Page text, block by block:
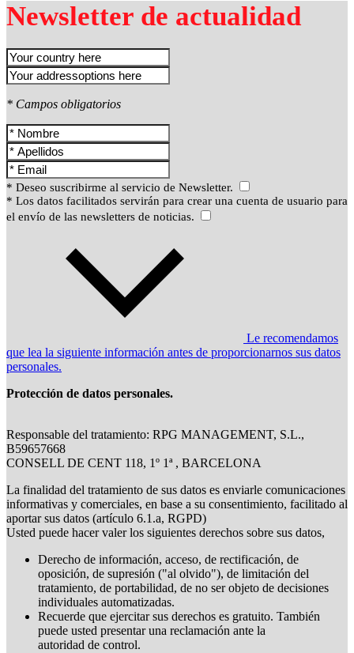
Newsletter de actualidad
* Campos obligatorios
* Deseo suscribirme al servicio de Newsletter.
* Los datos facilitados servirán para crear una cuenta de usuario para
el envío de las newsletters de noticias.
Le recomendamos
que lea la siguiente información antes de proporcionarnos sus datos
personales.
Protección de datos personales.
Responsable del tratamiento: RPG MANAGEMENT, S.L.,
B59657668
CONSELL DE CENT 118, 1º 1ª , BARCELONA
La finalidad del tratamiento de sus datos es enviarle comunicaciones
informativas y comerciales, en base a su consentimiento, facilitado al
aportar sus datos (artículo 6.1.a, RGPD)
Usted puede hacer valer los siguientes derechos sobre sus datos,
Derecho de información, acceso, de rectificación, de
oposición, de supresión ("al olvido"), de limitación del
tratamiento, de portabilidad, de no ser objeto de decisiones
individuales automatizadas.
Recuerde que ejercitar sus derechos es gratuito. También
puede usted presentar una reclamación ante la
autoridad de control.